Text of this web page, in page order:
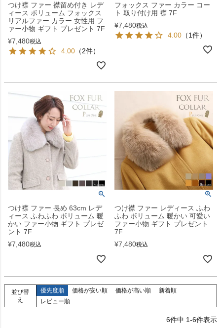
つけ襟 ファー 襟留め付き レデ
ィース ボリューム フォックス
リアルファー カラー 女性用 フ
ァー小物 ギフト プレゼント 7F
¥7,480税込
4.00 （2件）
フォックス ファー カラー コー
ト 取り付け用 襟 7F
¥7,480税込
4.00 （1件）
つけ襟 ファー 長め 63cm レデ
ィース ふわふわ ボリューム 暖
かい ファー小物 ギフト プレゼ
ント 7F
¥7,480税込
つけ襟 ファー レディース ふわ
ふわ ボリューム 暖かい 可愛い
ファー小物 ギフト プレゼント
7F
¥7,480税込
並び替
え
優先度順 価格が安い順 価格が高い順
新着順
レビュー順
6件中 1-6件表示